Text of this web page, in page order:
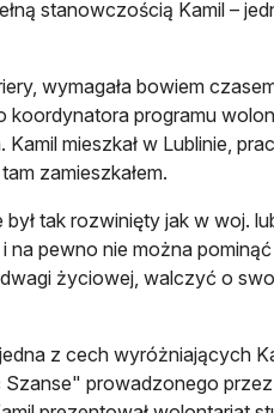
stanowczością Kamil –
wymagała bowiem
programu
mieszkał w Lublinie,
zamieszkałem.
tak rozwinięty jak w woj.
na pewno nie można
życiowej, walczyć o
z cech wyróżniających
prowadzonego